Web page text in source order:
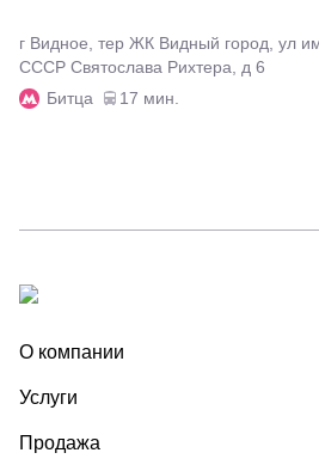
г Видное, тер ЖК Видный город, ул
СССР Святослава Рихтера, д 6
Битца
17 мин.
О компании
Услуги
Продажа